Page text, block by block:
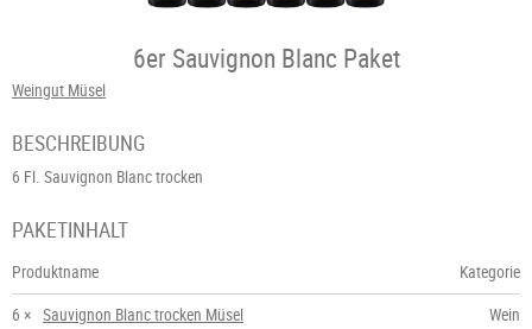
6er Sauvignon Blanc Paket
Weingut Müsel
BESCHREIBUNG
6 Fl. Sauvignon Blanc trocken
PAKETINHALT
Produktname
Kategorie
6 × Sauvignon Blanc trocken Müsel
Wein